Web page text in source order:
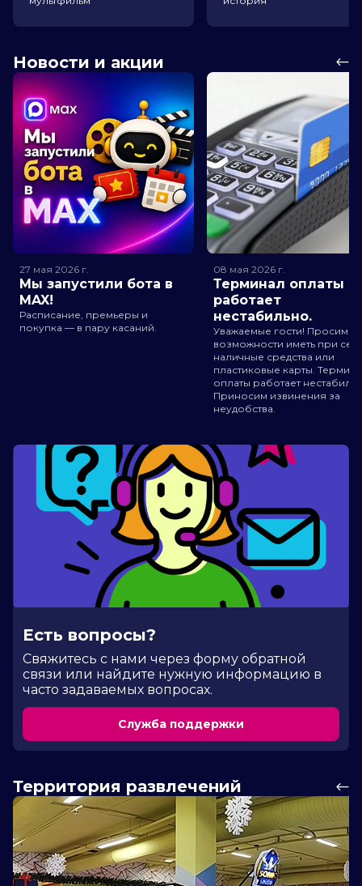
Новости и акции
27 мая 2026 г.
Мы запустили бота в
MAX!
Расписание, премьеры и
покупка — в пару касаний.
08 мая 2026 г.
Терминал оплаты
работает
нестабильно.
Уважаемые гости! Просим
возможности иметь при
наличные средства или
пластиковые карты.
оплаты работает
Приносим извинения за
неудобства.
Есть вопросы?
Cвяжитесь с нами через форму обратной
связи или найдите нужную информацию в
часто задаваемых вопросах.
Служба поддержки
Территория развлечений